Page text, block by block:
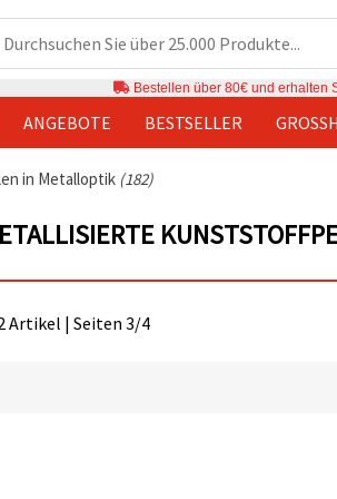
Bestellen über 80€ und erhalten
ANGEBOTE BESTSELLER
in Metalloptik (182)
Artikel | Seiten 3/4